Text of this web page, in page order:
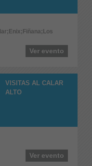
Ver evento
VISITAS AL CALAR
ALTO
Ver evento